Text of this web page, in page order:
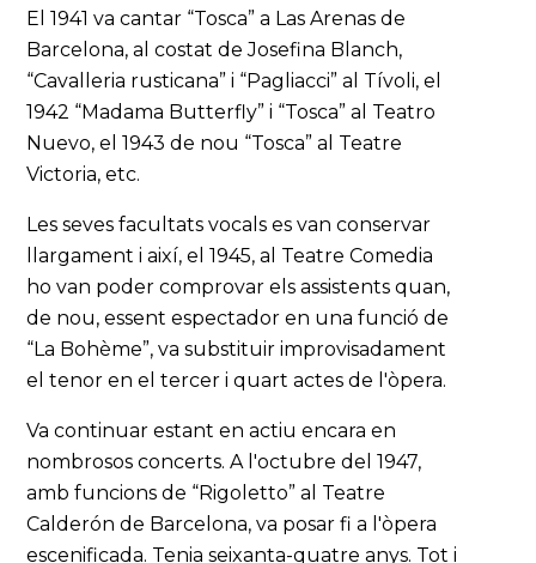
El 1941 va cantar “Tosca” a Las Arenas de
Barcelona, al costat de Josefina Blanch,
“Cavalleria rusticana” i “Pagliacci” al Tívoli, el
1942 “Madama Butterfly” i “Tosca” al Teatro
Nuevo, el 1943 de nou “Tosca” al Teatre
Victoria, etc.
Les seves facultats vocals es van conservar
llargament i així, el 1945, al Teatre Comedia
ho van poder comprovar els assistents quan,
de nou, essent espectador en una funció de
“La Bohème”, va substituir improvisadament
el tenor en el tercer i quart actes de l'òpera.
Va continuar estant en actiu encara en
nombrosos concerts. A l'octubre del 1947,
amb funcions de “Rigoletto” al Teatre
Calderón de Barcelona, va posar fi a l'òpera
escenificada. Tenia seixanta-quatre anys. Tot i